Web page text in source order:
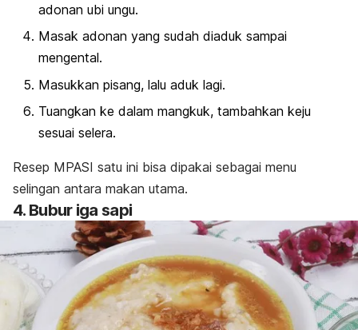
adonan ubi ungu.
Masak adonan yang sudah diaduk sampai
mengental.
Masukkan pisang, lalu aduk lagi.
Tuangkan ke dalam mangkuk, tambahkan keju
sesuai selera.
Resep MPASI satu ini bisa dipakai sebagai menu
selingan antara makan utama.
4. Bubur iga sapi